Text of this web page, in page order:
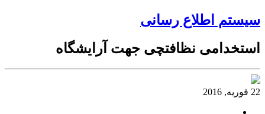
سیستم اطلاع رسانی
استخدامی نظافتچی جهت آرایشگاه
22 فوریه, 2016